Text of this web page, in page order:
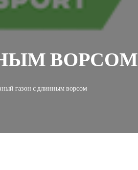
ВОРСОМ
газон с длинным ворсом